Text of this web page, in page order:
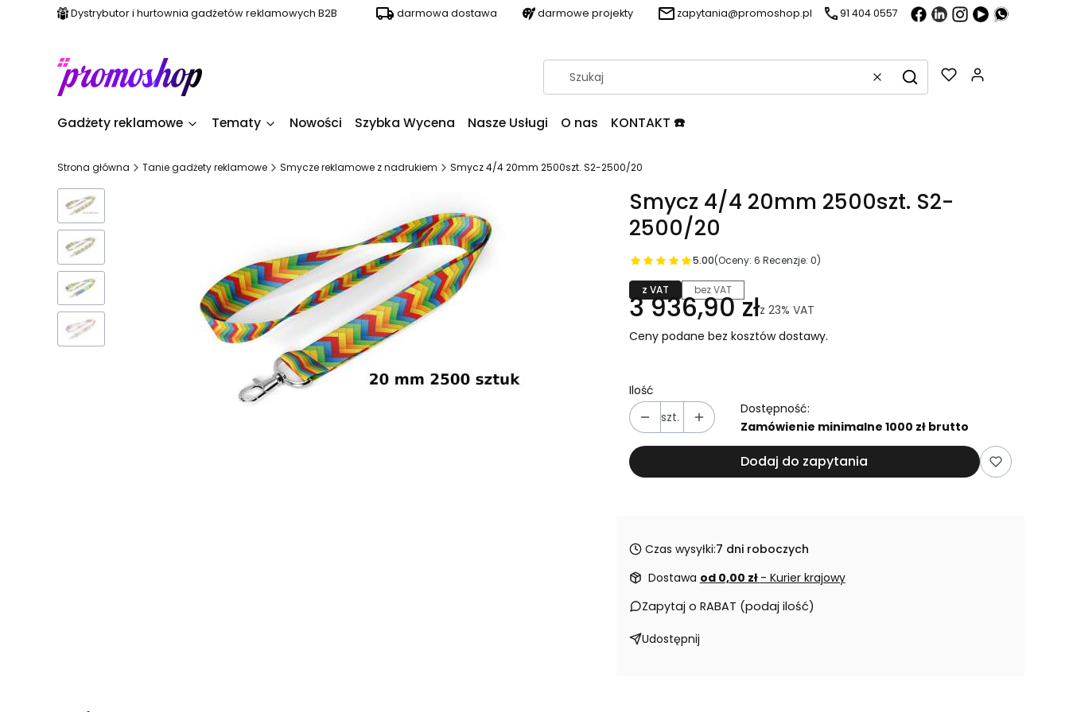
Dystrybutor i hurtownia gadżetów reklamowych B2B darmowa dostawa darmowe projekty zapytania@promoshop.pl 91 404 0557
WyczyśćSzukaj
Gadżety reklamowe Tematy Nowości Szybka Wycena Nasze Usługi O nas KONTAKT ☎️
Strona główna Tanie gadżety reklamowe Smycze reklamowe z nadrukiem Smycz 4/4 20mm 2500szt. S2-2500/20
Smycz 4/4 20mm 2500szt. S2-
2500/20
5.00(Oceny: 6 Recenzje: 0)
z VAT bez VAT
3 936,90 złz 23% VAT
Ceny podane bez kosztów dostawy.
Ilość
szt.
Dostępność:
Zamówienie minimalne 1000 zł brutto
Dodaj do zapytania
Czas wysyłki:7 dni roboczych
Dostawa od 0,00 zł - Kurier krajowy
Zapytaj o RABAT (podaj ilość)
Udostępnij